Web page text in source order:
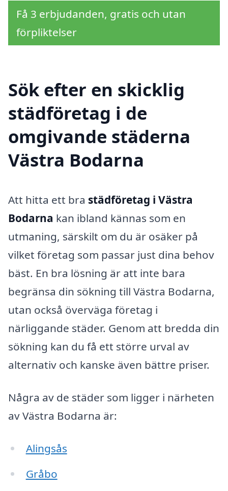
Få 3 erbjudanden, gratis och utan
förpliktelser
Sök efter en skicklig
städföretag i de
omgivande städerna
Västra Bodarna
Att hitta ett bra städföretag i Västra
Bodarna kan ibland kännas som en
utmaning, särskilt om du är osäker på
vilket företag som passar just dina behov
bäst. En bra lösning är att inte bara
begränsa din sökning till Västra Bodarna,
utan också överväga företag i
närliggande städer. Genom att bredda din
sökning kan du få ett större urval av
alternativ och kanske även bättre priser.
Några av de städer som ligger i närheten
av Västra Bodarna är:
Alingsås
Gråbo